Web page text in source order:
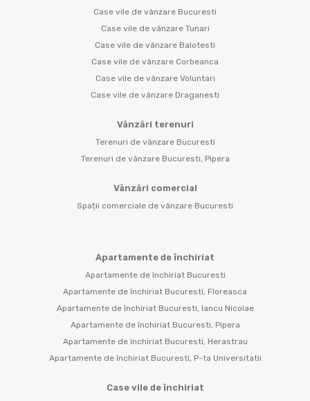
Case vile de vânzare Bucuresti
Case vile de vânzare Tunari
Case vile de vânzare Balotesti
Case vile de vânzare Corbeanca
Case vile de vânzare Voluntari
Case vile de vânzare Draganesti
Vânzări terenuri
Terenuri de vânzare Bucuresti
Terenuri de vânzare Bucuresti, Pipera
Vânzări comercial
Spații comerciale de vânzare Bucuresti
Apartamente de închiriat
Apartamente de închiriat Bucuresti
Apartamente de închiriat Bucuresti, Floreasca
Apartamente de închiriat Bucuresti, Iancu Nicolae
Apartamente de închiriat Bucuresti, Pipera
Apartamente de închiriat Bucuresti, Herastrau
Apartamente de închiriat Bucuresti, P-ta Universitatii
Case vile de închiriat